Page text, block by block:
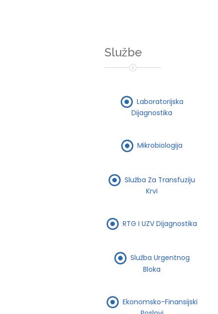
Službe
Laboratorijska
Dijagnostika
Mikrobiologija
Služba Za Transfuziju
Krvi
RTG I UZV Dijagnostika
Služba Urgentnog
Bloka
Ekonomsko-Finansijski